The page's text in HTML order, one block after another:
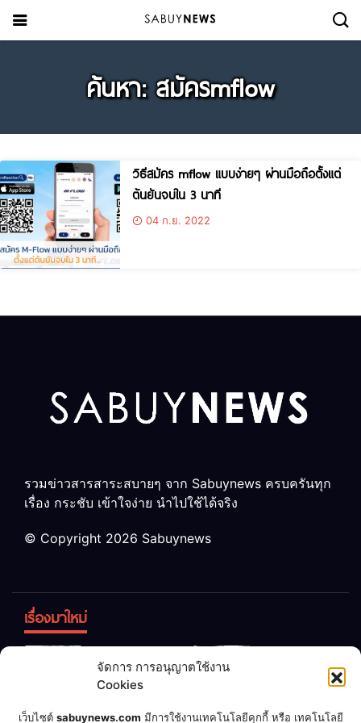
จัดการ การอนุญาตใช้งาน
Cookies
เว็บไซต์ sabuynews.com มีการใช้งานเทคโนโลยีคุกกี้ หรือ เทคโนโลยี
ค้นหา: สมัครmflow
วิธีสมัคร mflow แบบง่ายๆ ผ่านมือถือตั้งแต่
ต้นยันจบใน 3 นาที
04 ก.ย. 2022
รวมข่าวสารสาระสบายๆ จาก Sabuynews ครบครันทุก
เรื่อง กระชับ เข้าใจง่าย นำไปใช้ได้จริง
© Copyright 2026 Sabuynews
เรื่องมาใหม่
ทิ้ง! เปลี่ยน
เป็น “ปุ๋ย
จุลินทรีย์”
หญิง 12 ขวบ
แต่งงานกับ
เชื่อพ่อแล้ว เจ้าของคาร์